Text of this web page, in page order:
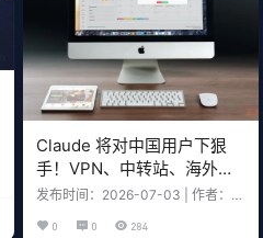
Claude 将对中国用户下狠
手！VPN、中转站、海外
壳、云服务商全封禁
发布时间：2026-07-03 | 作者：主
业评论 一、Anthropic 这次是来真
0 0 284